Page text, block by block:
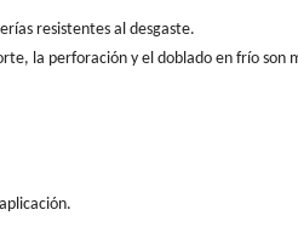
resistentes al desgaste.
la perforación y el doblado en frío son